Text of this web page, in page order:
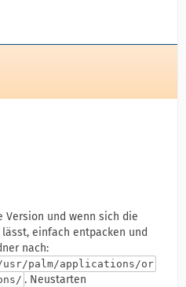
Version und wenn sich die
einfach entpacken und
nach:
usr/palm/applications/or
. Neustarten